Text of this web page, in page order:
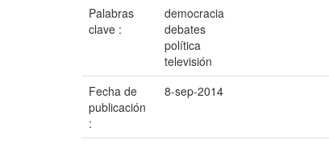
Palabras
clave :
democracia
debates
política
televisión
Fecha de
publicación
:
8-sep-2014